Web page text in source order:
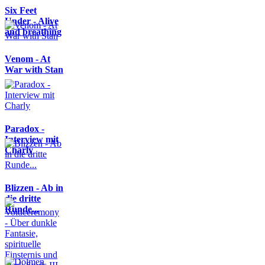
Six Feet
Under - Alive
and breathing
Venom - At
War with Stan
Paradox -
Interview mit
Charly
Blizzen - Ab in
die dritte
Runde...